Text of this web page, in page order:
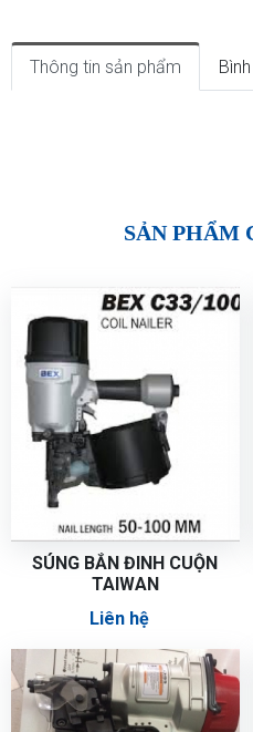
Thông tin sản phẩm
SẢN PHẨM
SÚNG BẮN ĐINH CUỘN
TAIWAN
Liên hệ